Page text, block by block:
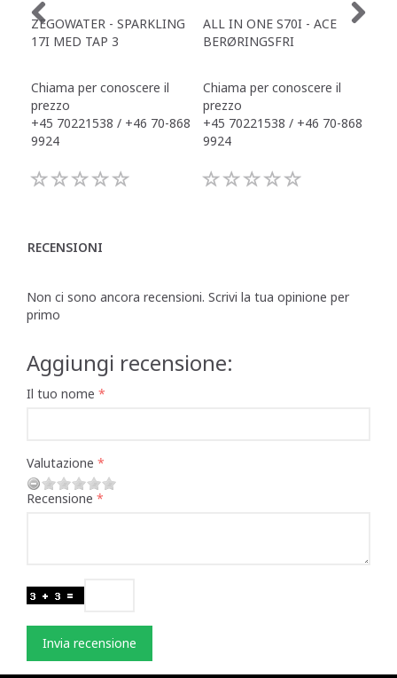
ZEGOWATER - SPARKLING
17I MED TAP 3
Chiama per conoscere il
prezzo
+45 70221538 / +46 70-868
9924
ALL IN ONE S70I - ACE
BERØRINGSFRI
Chiama per conoscere il
prezzo
+45 70221538 / +46 70-868
9924
RECENSIONI
Non ci sono ancora recensioni. Scrivi la tua opinione per
primo
Aggiungi recensione:
Il tuo nome
Valutazione
Recensione
Invia recensione